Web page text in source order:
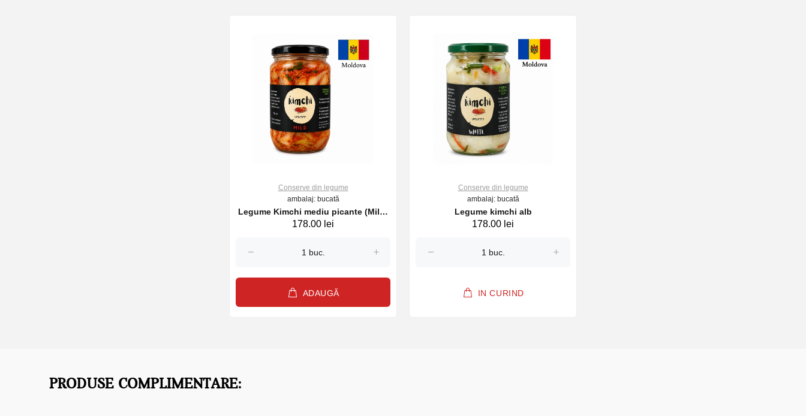
Conserve din legume
ambalaj: bucată
Legume Kimchi mediu picante (Mild)
720ml, UMommy
178.00 lei
ADAUGĂ
Conserve din legume
ambalaj: bucată
Legume kimchi alb
178.00 lei
IN CURIND
PRODUSE COMPLIMENTARE: